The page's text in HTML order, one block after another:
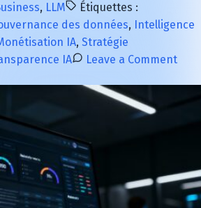
, LLM
Étiquettes :
des données, Intelligence
IA, Stratégie
IA Leave a Commenton
en